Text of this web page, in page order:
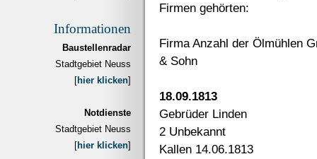
Informationen
Baustellenradar
Stadtgebiet Neuss
[hier klicken]
Notdienste
Stadtgebiet Neuss
[hier klicken]
Firmen gehörten:
Firma Anzahl der Ölmühlen
& Sohn
18.09.1813
Gebrüder Linden
2 Unbekannt
Kallen 14.06.1813